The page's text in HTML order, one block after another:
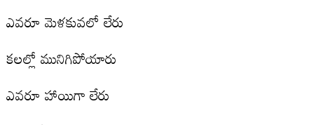
ఎవరూ మెళకువలో లేరు
కలల్లో మునిగిపోయారు
ఎవరూ హాయిగా లేరు